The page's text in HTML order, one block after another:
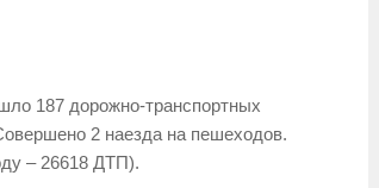
187 дорожно-транспортных
2 наезда на пешеходов.
– 26618 ДТП).